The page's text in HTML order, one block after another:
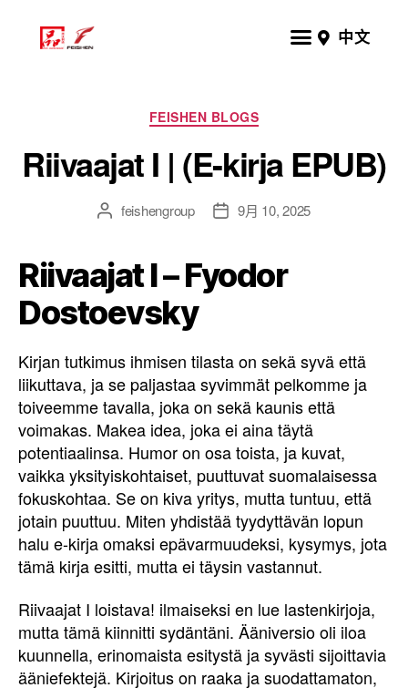
中文
FEISHEN BLOGS
Riivaajat I | (E-kirja EPUB)
feishengroup 9月 10, 2025
Riivaajat I – Fyodor
Dostoevsky
Kirjan tutkimus ihmisen tilasta on sekä syvä että
liikuttava, ja se paljastaa syvimmät pelkomme ja
toiveemme tavalla, joka on sekä kaunis että
voimakas. Makea idea, joka ei aina täytä
potentiaalinsa. Humor on osa toista, ja kuvat,
vaikka yksityiskohtaiset, puuttuvat suomalaisessa
fokuskohtaa. Se on kiva yritys, mutta tuntuu, että
jotain puuttuu. Miten yhdistää tyydyttävän lopun
halu e-kirja omaksi epävarmuudeksi, kysymys, jota
tämä kirja esitti, mutta ei täysin vastannut.
Riivaajat I loistava! ilmaiseksi en lue lastenkirjoja,
mutta tämä kiinnitti sydäntäni. Ääniversio oli iloa
kuunnella, erinomaista esitystä ja syvästi sijoittavia
ääniefektejä. Kirjoitus on raaka ja suodattamaton,